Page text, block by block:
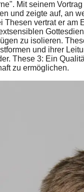
Mit seinem
und zeigte auf, an
Thesen vertrat er am
zu isolieren.
und ihrer
These 3: Ein
zu ermöglichen.